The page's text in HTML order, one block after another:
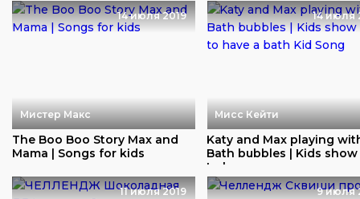
14 июля 2019
Мистер Макс
The Boo Boo Story Max and
Mama | Songs for kids
14 июля
Мисс Кейти
Katy and Max playing
Bath bubbles | Kids
to ha...
11 июля 2019 9 июля